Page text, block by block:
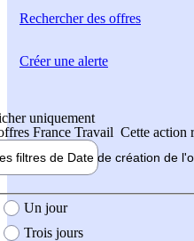
Rechercherdes offres
uniquement
France Travail Cette action
filtres de Date de création de
création de l'offre
Un jour
Trois jours
Créer une alerte